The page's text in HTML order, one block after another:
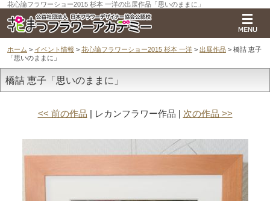
花心論フラワーショー2015 杉本 一洋の出展作品「思いのままに」
ホーム > イベント情報 > 花心論フラワーショー2015 杉本 一洋 > 出展作品 > 橋詰 恵子
「思いのままに」
橋詰 恵子「思いのままに」
<< 前の作品 | レカンフラワー作品 | 次の作品 >>